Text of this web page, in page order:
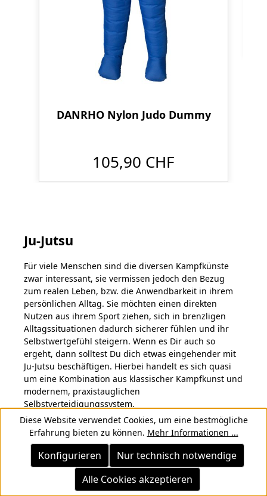
DANRHO Nylon Judo Dummy
105,90 CHF
Ju-Jutsu
Für viele Menschen sind die diversen Kampfkünste
zwar interessant, sie vermissen jedoch den Bezug
zum realen Leben, bzw. die Anwendbarkeit in ihrem
persönlichen Alltag. Sie möchten einen direkten
Nutzen aus ihrem Sport ziehen, sich in brenzligen
Alltagssituationen dadurch sicherer fühlen und ihr
Selbstwertgefühl steigern. Wenn es Dir auch so
ergeht, dann solltest Du dich etwas eingehender mit
Ju-Jutsu beschäftigen. Hierbei handelt es sich quasi
um eine Kombination aus klassischer Kampfkunst und
modernem, praxistauglichen
Selbstverteidigungssystem.
Die Selbstverteidigung steht bei Ju-Jutsu also im
Vordergrund, das macht schon der Name deutlich. Er
bedeutet übersetzt so viel wie „sanfte Kunst“. Die Idee
hierzu ist, dass jede in dieser Kampfkunst erlernte
Selbstverteidigungstechnik gleich gegen mehrere
Angriffsarten wirksam und anwendbar ist. Ein Ziel
Diese Website verwendet Cookies, um eine bestmögliche
Erfahrung bieten zu können. Mehr Informationen ...
Nur technisch notwendige
Konfigurieren
Alle Cookies akzeptieren